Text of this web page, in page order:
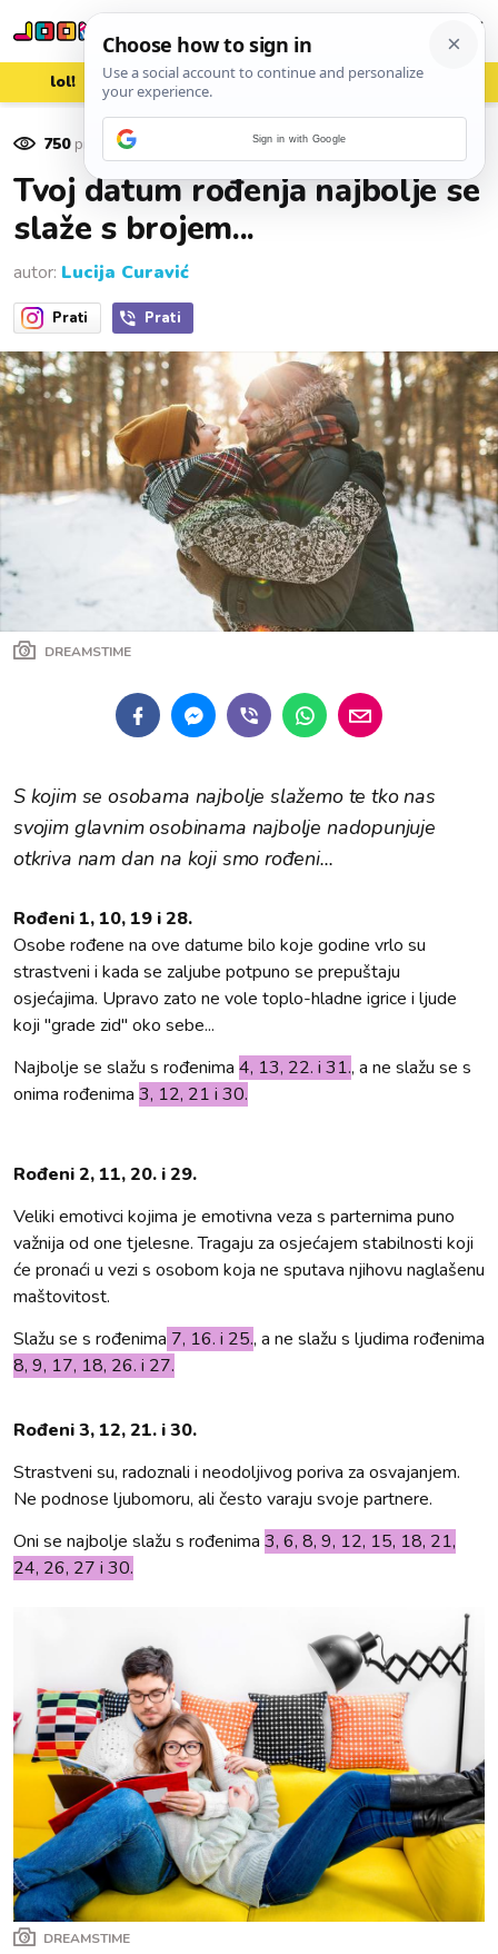
lol! aww vrh! woot?!
750pregleda
Tvoj datum rođenja najbolje se
slaže s brojem...
autor: Lucija Curavić
Prati Prati
DREAMSTIME
S kojim se osobama najbolje slažemo te tko nas
svojim glavnim osobinama najbolje nadopunjuje
otkriva nam dan na koji smo rođeni...
Rođeni 1, 10, 19 i 28.
Osobe rođene na ove datume bilo koje godine vrlo su
strastveni i kada se zaljube potpuno se prepuštaju
osjećajima. Upravo zato ne vole toplo-hladne igrice i ljude
koji "grade zid" oko sebe...
Najbolje se slažu s rođenima 4, 13, 22. i 31., a ne slažu se s
onima rođenima 3, 12, 21 i 30.
Rođeni 2, 11, 20. i 29.
Veliki emotivci kojima je emotivna veza s parternima puno
važnija od one tjelesne. Tragaju za osjećajem stabilnosti koji
će pronaći u vezi s osobom koja ne sputava njihovu naglašenu
maštovitost.
Slažu se s rođenima 7, 16. i 25., a ne slažu s ljudima rođenima
8, 9, 17, 18, 26. i 27.
Rođeni 3, 12, 21. i 30.
Strastveni su, radoznali i neodoljivog poriva za osvajanjem.
Ne podnose ljubomoru, ali često varaju svoje partnere.
Oni se najbolje slažu s rođenima 3, 6, 8, 9, 12, 15, 18, 21,
24, 26, 27 i 30.
DREAMSTIME
Sign in with Google